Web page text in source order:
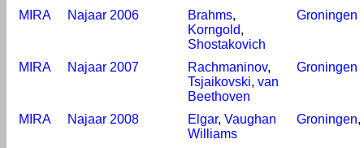
MIRA Najaar 2006 Brahms,
Korngold,
Shostakovich
Groningen
MIRA Najaar 2007 Rachmaninov,
Tsjaikovski, van
Beethoven
Groningen
MIRA Najaar 2008 Elgar, Vaughan
Williams
Groningen,